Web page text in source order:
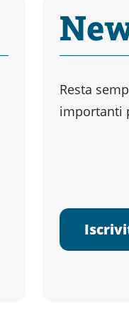
Resta
importanti